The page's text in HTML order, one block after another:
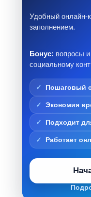
Удобный онлайн-
заполнением.
Бонус: вопросы
социальному
Пошаговый
Экономия
Подходит
Работает